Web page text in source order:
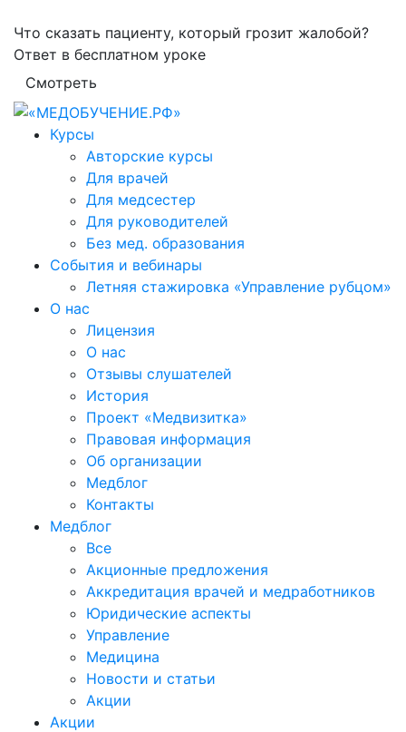
Что сказать пациенту, который грозит жалобой?
Ответ в бесплатном уроке
Смотреть
Курсы
Авторские курсы
Для врачей
Для медсестер
Для руководителей
Без мед. образования
События и вебинары
Летняя стажировка «Управление рубцом»
О нас
Лицензия
О нас
Отзывы слушателей
История
Проект «Медвизитка»
Правовая информация
Об организации
Медблог
Контакты
Медблог
Все
Акционные предложения
Аккредитация врачей и медработников
Юридические аспекты
Управление
Медицина
Новости и статьи
Акции
Акции